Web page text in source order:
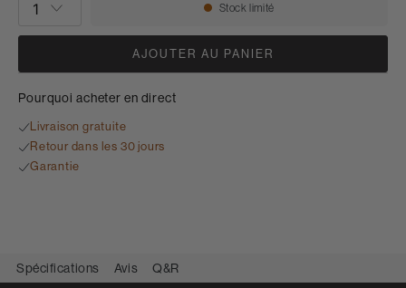
Disponibilité:
Stock limité
AJOUTER AU PANIER
Pourquoi acheter en direct
Livraison gratuite
Retour dans les 30 jours
Garantie
Spécifications Avis Q&R